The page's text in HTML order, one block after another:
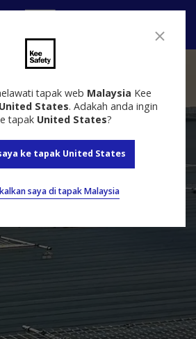
tapak web Malaysia Kee
United States. Adakah anda ingin
tapak United States?
ke tapak United States
saya di tapak Malaysia